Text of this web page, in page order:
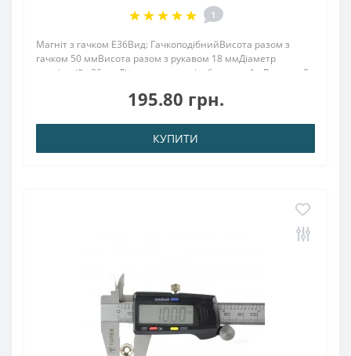
1
Магніт з гачком E36Вид: ГачкоподібнийВисота разом з
гачком 50 ммВисота разом з рукавом 18 ммДіаметр
зовнішній : 36 ммДіаметр внутр. різьблення : 4.мВисота : 8
N38Зчеплення прибл .: 40,00 кг&nb..
195.80 грн.
КУПИТИ